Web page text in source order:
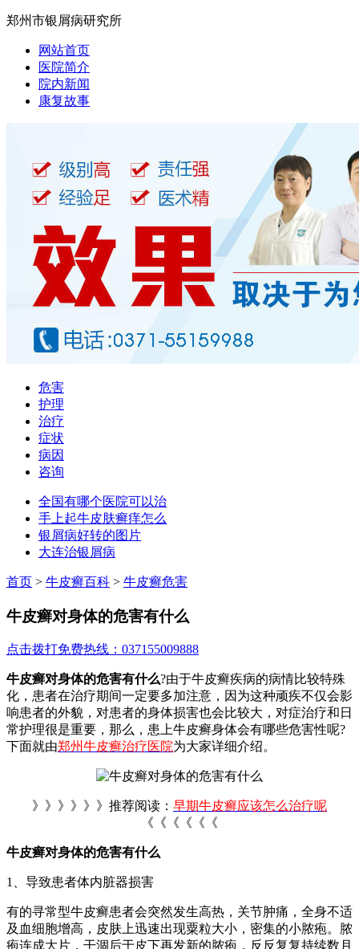
郑州市银屑病研究所
网站首页
医院简介
院内新闻
康复故事
危害
护理
治疗
症状
病因
咨询
全国有哪个医院可以治
手上起牛皮肤癣痒怎么
银屑病好转的图片
大连治银屑病
首页 > 牛皮癣百科 > 牛皮癣危害
牛皮癣对身体的危害有什么
点击拨打免费热线：037155009888
牛皮癣对身体的危害有什么?由于牛皮癣疾病的病情比较特殊
化，患者在治疗期间一定要多加注意，因为这种顽疾不仅会影
响患者的外貌，对患者的身体损害也会比较大，对症治疗和日
常护理很是重要，那么，患上牛皮癣身体会有哪些危害性呢?
下面就由郑州牛皮癣治疗医院为大家详细介绍。
》》》》》》推荐阅读： 早期牛皮癣应该怎么治疗呢
《《《《《《
牛皮癣对身体的危害有什么
1、导致患者体内脏器损害
有的寻常型牛皮癣患者会突然发生高热，关节肿痛，全身不适
及血细胞增高，皮肤上迅速出现粟粒大小，密集的小脓疱。脓
疱连成大片，干涸后于皮下再发新的脓疱，反反复复持续数月